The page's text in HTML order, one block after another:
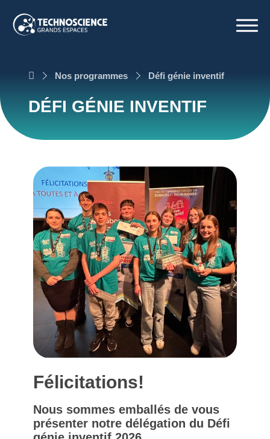
À propos
Nos programmes
Notre expertise
Nouvelles
Nous joindre
Nos programmes Défi génie inventif
DÉFI GÉNIE INVENTIF
Félicitations!
Nous sommes emballés de vous
présenter notre délégation du Défi